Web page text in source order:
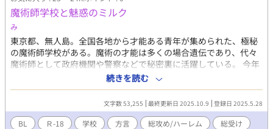
魔術師学校と魅惑のミルク
み
東京都、無人島。全国各地から才能ある青年が集められた、極秘
の魔術師学校がある。魔術の才能は多くの場合遺伝であり、代々
魔術師として政府機関や警察などで秘密裏に活躍している。 今年
度、天才とも呼べる一人の青年が魔術師学校に入学した。魔術師
として名門一族であり、魔力は圧倒的なトップ、それだけでな
く、彼の精液には魔力を高める効力があるとの噂である。 魔術師
としての一生を決める四年間の魔術師学校生活。青年たちの欲望
が絡み合う。
続きを読む
文字数 53,255 最終更新日 2025.10.9 登録日 2025.5.28
BL Ｒ-18 学校 方言 総攻め/ハーレム
総受け